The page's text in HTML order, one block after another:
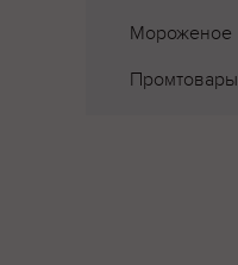
Мороженое
Промтовары